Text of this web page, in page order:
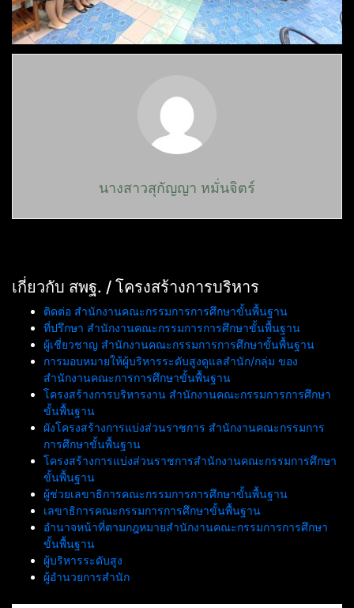
นางสาวสุกัญญา หมั่นจิตร์
เกี่ยวกับ สพฐ. / โครงสร้างการบริหาร
ติดต่อ สำนักงานคณะกรรมการการศึกษาขั้นพื้นฐาน
ที่ปรึกษา สำนักงานคณะกรรมการการศึกษาขั้นพื้นฐาน
ผู้เชี่ยวชาญ สำนักงานคณะกรรมการการศึกษาขั้นพื้นฐาน
การมอบหมายให้ผู้บริหารระดับสูงดูแลสำนัก/กลุ่ม ของ
สำนักงานคณะการการศึกษาขั้นพื้นฐาน
โครงสร้างการบริหารงาน สำนักงานคณะกรรมการการศึกษา
ขั้นพื้นฐาน
ผังโครงสร้างการแบ่งส่วนราชการ สำนักงานคณะกรรมการ
การศึกษาขั้นพื้นฐาน
โครงสร้างการแบ่งส่วนราชการสำนักงานคณะกรรมการศึกษา
ขั้นพื้นฐาน
ผู้ช่วยเลขาธิการคณะกรรมการการศึกษาขั้นพื้นฐาน
เลขาธิการคณะกรรมการการศึกษาขั้นพื้นฐาน
อำนาจหน้าที่ตามกฎหมายสำนักงานคณะกรรมการการศึกษา
ขั้นพื้นฐาน
ผู้บริหารระดับสูง
ผู้อำนวยการสำนัก